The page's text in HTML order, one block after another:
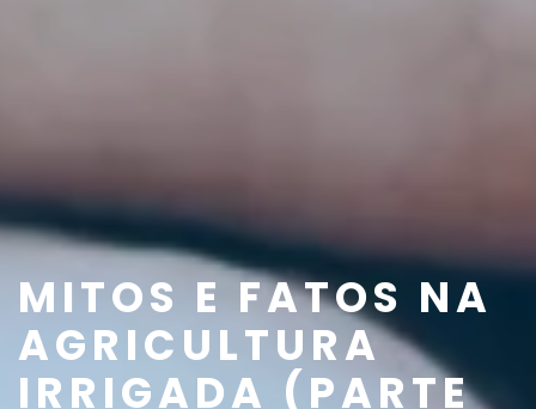
MITOS E FATOS NA
AGRICULTURA
IRRIGADA (PARTE